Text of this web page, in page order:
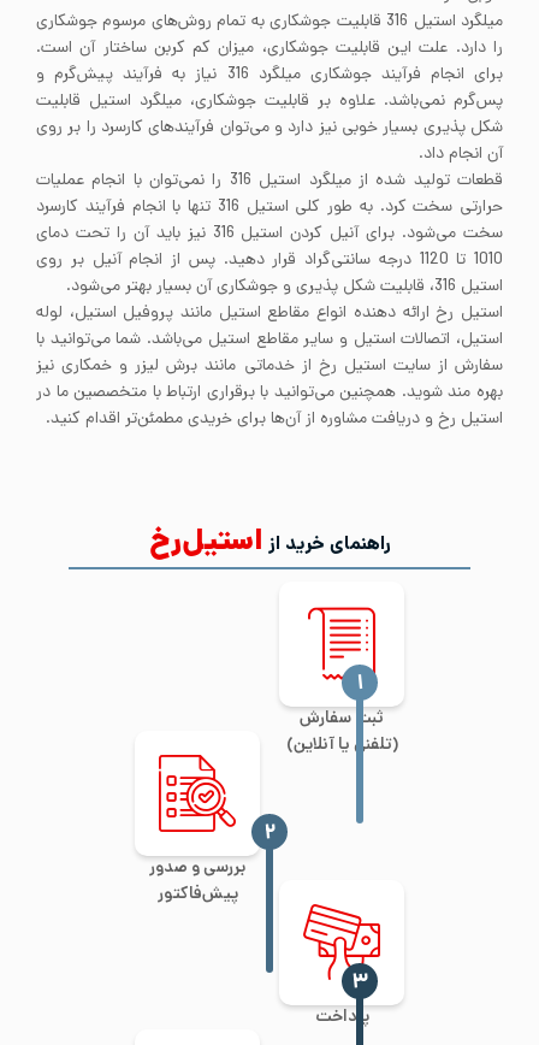
میلگرد استیل 316 قابلیت جوشکاری به تمام روش‌های مرسوم جوشکاری
را دارد. علت این قابلیت جوشکاری، میزان کم کربن ساختار آن است.
برای انجام فرآیند جوشکاری میلگرد 316 نیاز به فرآیند پیش‌گرم و
پس‌گرم نمی‌باشد. علاوه بر قابلیت جوشکاری، میلگرد استیل قابلیت
شکل پذیری بسیار خوبی نیز دارد و می‌توان فرآیندهای کارسرد را بر روی
آن انجام داد.
قطعات تولید شده از میلگرد استیل 316 را نمی‌توان با انجام عملیات
حرارتی سخت کرد. به طور کلی استیل 316 تنها با انجام فرآیند کارسرد
سخت می‌شود. برای آنیل کردن استیل 316 نیز باید آن را تحت دمای
1010 تا 1120 درجه سانتی‌گراد قرار دهید. پس از انجام آنیل بر روی
استیل 316، قابلیت شکل پذیری و جوشکاری آن بسیار بهتر می‌شود.
استیل رخ ارائه دهنده انواع مقاطع استیل مانند پروفیل استیل، لوله
استیل، اتصالات استیل و سایر مقاطع استیل می‌باشد. شما می‌توانید با
سفارش از سایت استیل رخ از خدماتی مانند برش لیزر و خمکاری نیز
بهره مند شوید. همچنین می‌توانید با برقراری ارتباط با متخصصین ما در
استیل رخ و دریافت مشاوره از آن‌ها برای خریدی مطمئن‌تر اقدام کنید.
راهنمای خرید از استیل‌رخ
ثبت سفارش
(تلفنی یا آنلاین)
‍۱
بررسی و صدور
پیش‌فاکتور
‍۲
پرداخت
‍۳